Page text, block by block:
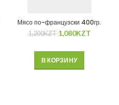
Мясо по-французски 400гр.
1,200KZT 1,080KZT
В КОРЗИНУ